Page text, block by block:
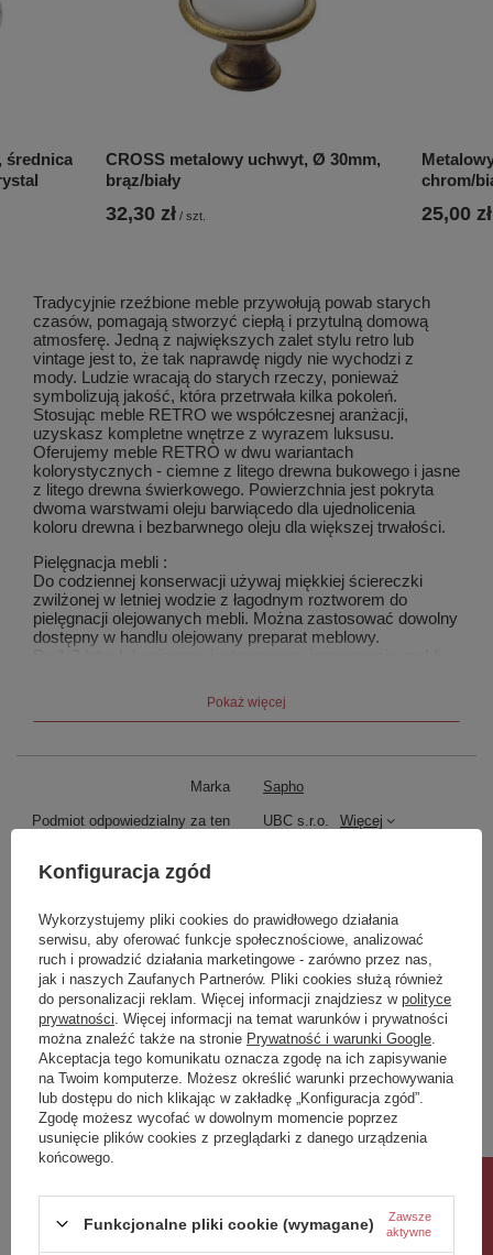
średnica
CROSS metalowy uchwyt, Ø 30mm,
brąz/biały
32,30 zł / szt.
chrom/
25,00 zł
Tradycyjnie rzeźbione meble przywołują powab starych
czasów, pomagają stworzyć ciepłą i przytulną domową
atmosferę. Jedną z największych zalet stylu retro lub
vintage jest to, że tak naprawdę nigdy nie wychodzi z
mody. Ludzie wracają do starych rzeczy, ponieważ
symbolizują jakość, która przetrwała kilka pokoleń.
Stosując meble RETRO we współczesnej aranżacji,
uzyskasz kompletne wnętrze z wyrazem luksusu.
Oferujemy meble RETRO w dwu wariantach
kolorystycznych - ciemne z litego drewna bukowego i jasne
z litego drewna świerkowego. Powierzchnia jest pokryta
dwoma warstwami oleju barwiącedo dla ujednolicenia
koloru drewna i bezbarwnego oleju dla większej trwałości.
Pielęgnacja mebli :
Do codziennej konserwacji używaj miękkiej ściereczki
zwilżonej w letniej wodzie z łagodnym roztworem do
pielęgnacji olejowanych mebli. Można zastosować dowolny
dostępny w handlu olejowany preparat meblowy.
W przypadku mebli z litego drewna stosuje się
wzmocniony klinami, jest również odporny na
napięcie.
poziomych.
Produkty w serii
Właściwości
Marka
Szerokość
250 mm
Pokaż więcej
Marka Sapho
Podmiot odpowiedzialny za ten
UBC s.r.o. Więcej
Symbol
Produkt na zamówienie czas
oczekiwania na dostawę z
produkcji (dni):
90
Gwarancja w miesiącach
kolor biały
Zobacz również
Poprzedni z tej kategorii
Konfiguracja zgód
Wykorzystujemy pliki cookies do prawidłowego działania
serwisu, aby oferować funkcje społecznościowe, analizować
ruch i prowadzić działania marketingowe - zarówno przez nas,
jak i naszych Zaufanych Partnerów. Pliki cookies służą również
do personalizacji reklam. Więcej informacji znajdziesz w polityce
prywatności . Więcej informacji na temat warunków i prywatności
można znaleźć także na stronie Prywatność i warunki Google
Akceptacja tego komunikatu oznacza zgodę na ich zapisywanie
na Twoim komputerze. Możesz określić warunki przechowywania
lub dostępu do nich klikając w zakładkę „Konfiguracja zgód”.
Zgodę możesz wycofać w dowolnym momencie poprzez
usunięcie plików cookies z przeglądarki z danego urządzenia
końcowego.
Funkcjonalne pliki cookie (wymagane)
Zawsze
aktywne